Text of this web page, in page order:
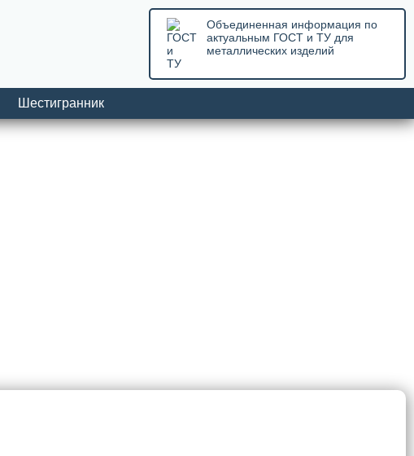
Объединенная информация по
актуальным ГОСТ и ТУ для
металлических изделий
Шестигранник